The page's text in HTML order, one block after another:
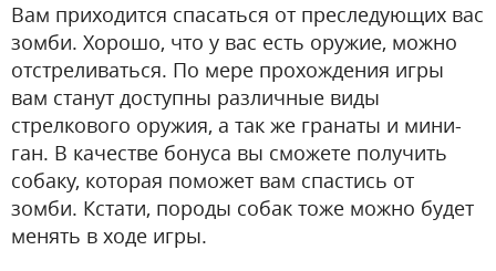
Вам приходится спасаться от преследующих вас
зомби. Хорошо, что у вас есть оружие, можно
отстреливаться. По мере прохождения игры
вам станут доступны различные виды
стрелкового оружия, а так же гранаты и мини-
ган. В качестве бонуса вы сможете получить
собаку, которая поможет вам спастись от
зомби. Кстати, породы собак тоже можно будет
менять в ходе игры.